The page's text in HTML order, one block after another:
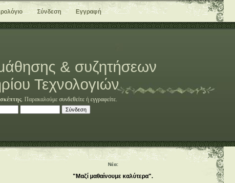
Σύνδεση Εγγραφή
& συζητήσεων
Τεχνολογιών
. Παρακαλούμε συνδεθείτε ή εγγραφείτε.
Νέα:
"Μαζί μαθαίνουμε καλύτερα".